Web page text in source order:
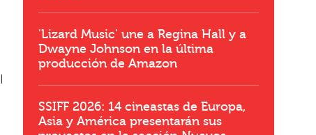
'Lizard Music' une a Regina Hall y a
Dwayne Johnson en la última
producción de Amazon
SSIFF 2026: 14 cineastas de Europa,
Asia y América presentarán sus